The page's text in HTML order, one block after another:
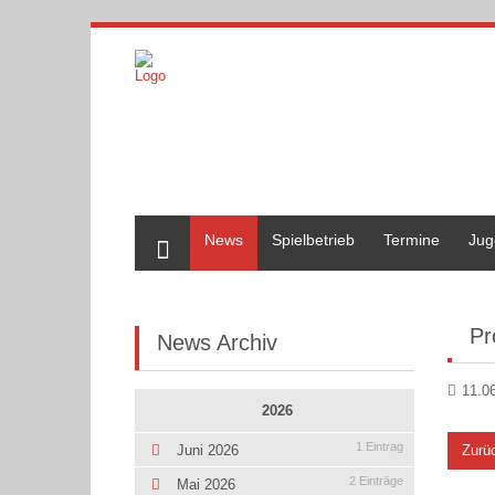
News
Spielbetrieb Termine
News Archiv
2026
Juni 2026 1 Eintrag
Mai 2026 2 Einträge